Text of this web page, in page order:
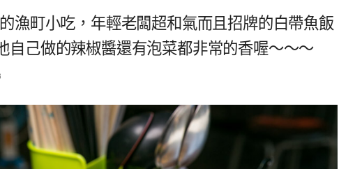
漁町小吃，年輕老闆超和氣而且招牌的白帶魚飯
自己做的辣椒醬還有泡菜都非常的香喔～～～